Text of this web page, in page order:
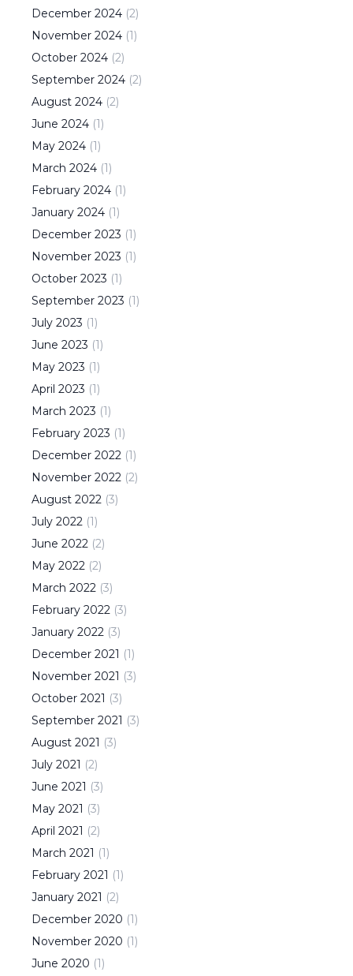
December 2024 (2)
November 2024 (1)
October 2024 (2)
September 2024 (2)
August 2024 (2)
June 2024 (1)
May 2024 (1)
March 2024 (1)
February 2024 (1)
January 2024 (1)
December 2023 (1)
November 2023 (1)
October 2023 (1)
September 2023 (1)
July 2023 (1)
June 2023 (1)
May 2023 (1)
April 2023 (1)
March 2023 (1)
February 2023 (1)
December 2022 (1)
November 2022 (2)
August 2022 (3)
July 2022 (1)
June 2022 (2)
May 2022 (2)
March 2022 (3)
February 2022 (3)
January 2022 (3)
December 2021 (1)
November 2021 (3)
October 2021 (3)
September 2021 (3)
August 2021 (3)
July 2021 (2)
June 2021 (3)
May 2021 (3)
April 2021 (2)
March 2021 (1)
February 2021 (1)
January 2021 (2)
December 2020 (1)
November 2020 (1)
June 2020 (1)